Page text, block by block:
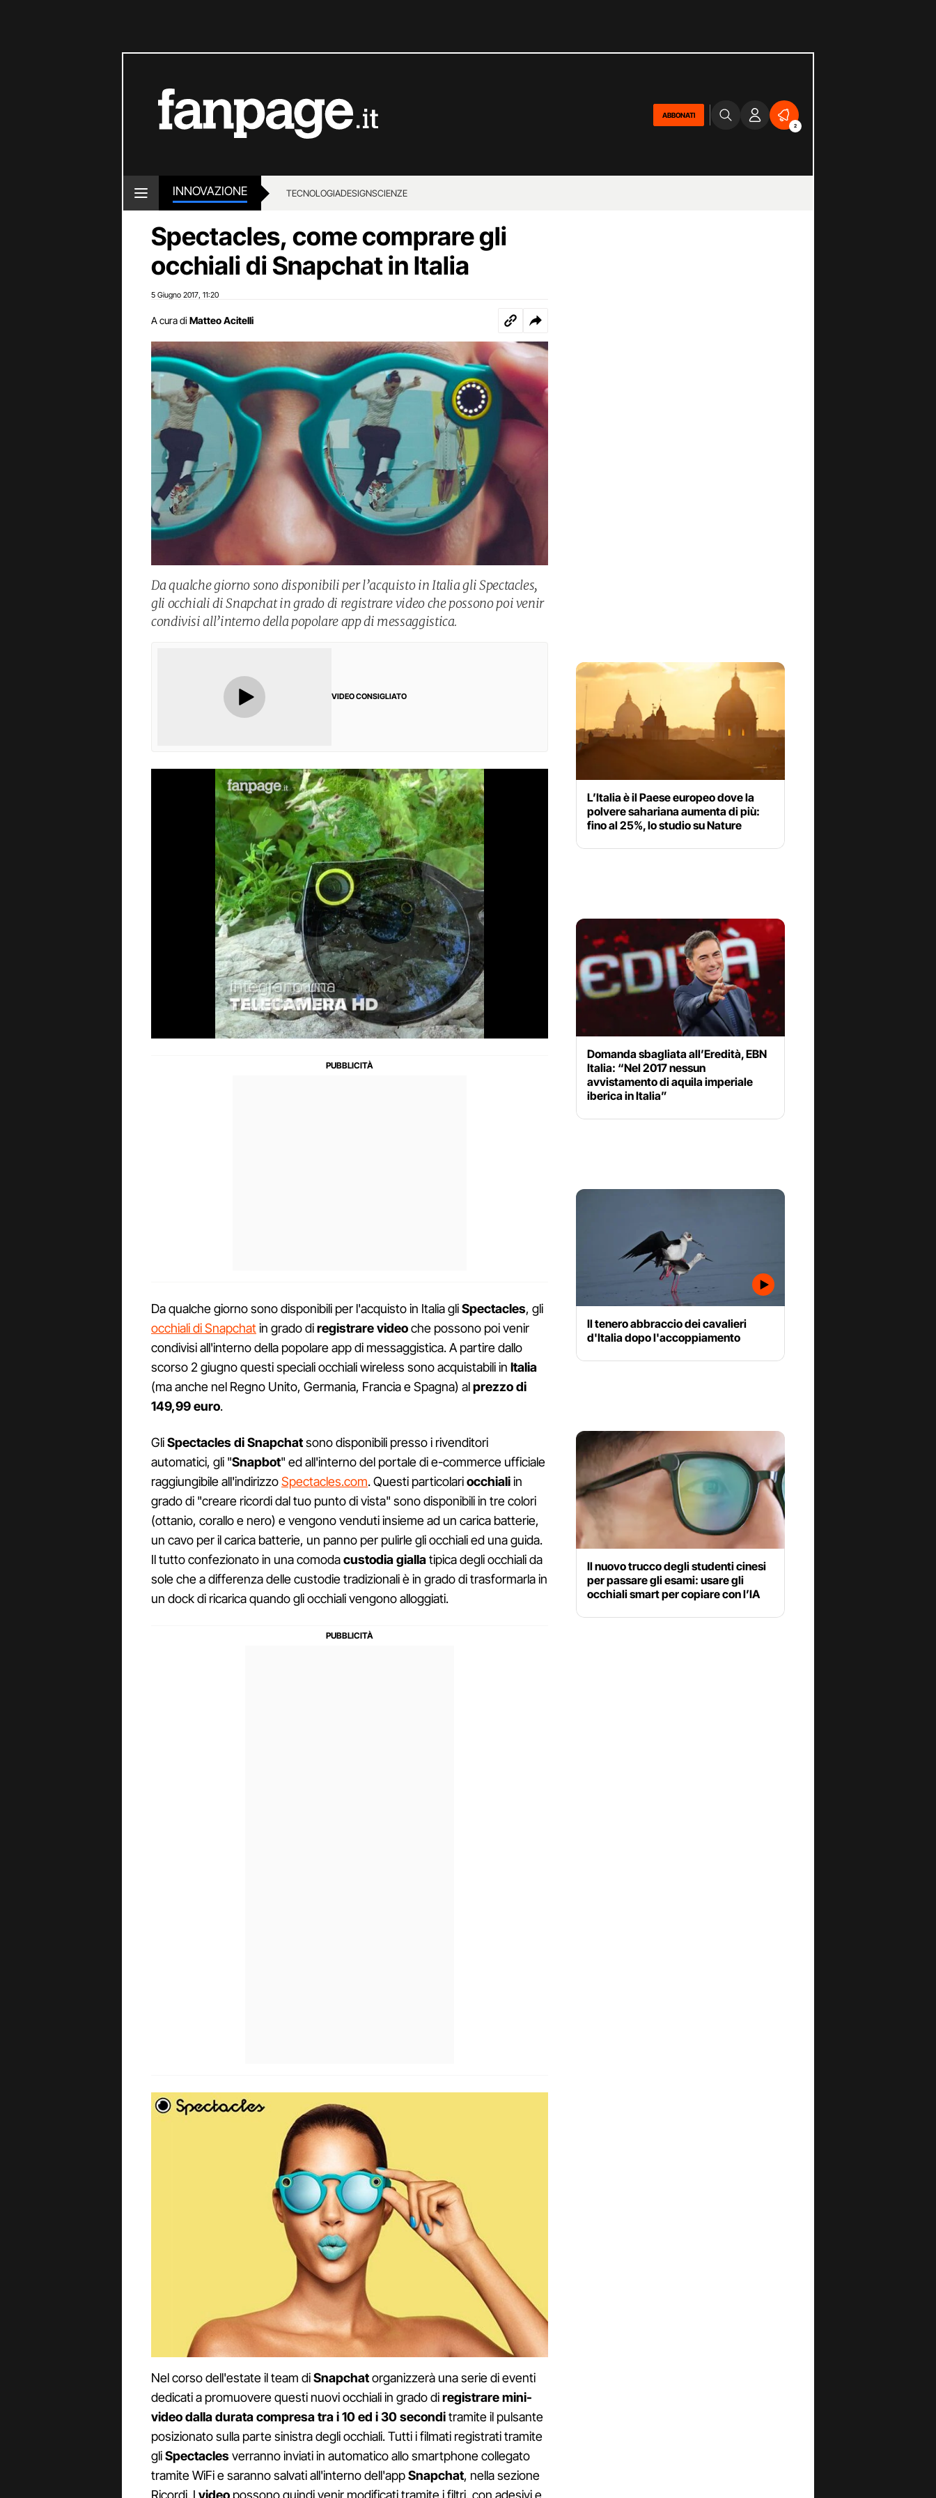
ABBONATI
2
INNOVAZIONE TECNOLOGIADESIGNSCIENZE
Spectacles, come comprare gli
occhiali di Snapchat in Italia
5 Giugno 2017 11:20
A cura di Matteo Acitelli
Da qualche giorno sono disponibili per l’acquisto in Italia gli Spectacles,
gli occhiali di Snapchat in grado di registrare video che possono poi venir
condivisi all’interno della popolare app di messaggistica.
VIDEO CONSIGLIATO
Da qualche giorno sono disponibili per l'acquisto in Italia gliSpectacles, gli
occhiali di Snapchatin grado diregistrare videoche possono poi venir
condivisi all'interno della popolare app di messaggistica. A partire dallo
scorso 2 giugno questi speciali occhiali wireless sono acquistabili in Italia
(ma anche nel Regno Unito, Germania, Francia e Spagna) alprezzo di
149,99 euro.
GliSpectacles di Snapchatsono disponibili presso i rivenditori
automatici, gli "Snapbot" ed all'interno del portale di e-commerce ufficiale
raggiungibile all'indirizzoSpectacles.com. Questi particolariocchialiin
grado di "creare ricordi dal tuo punto di vista" sono disponibili in tre colori
(ottanio, corallo e nero) e vengono venduti insieme ad un carica batterie,
un cavo per il carica batterie, un panno per pulirle gli occhiali ed una guida.
Il tutto confezionato in una comodacustodia giallatipica degli occhiali da
sole che a differenza delle custodie tradizionali è in grado di trasformarla in
un dock di ricarica quando gli occhiali vengono alloggiati.
Nel corso dell'estate il team diSnapchatorganizzerà una serie di eventi
dedicati a promuovere questi nuovi occhiali in grado diregistrare mini-
video dalla durata compresa tra i 10 ed i 30 seconditramite il pulsante
posizionato sulla parte sinistra degli occhiali. Tutti i filmati registrati tramite
gliSpectaclesverranno inviati in automatico allo smartphone collegato
tramite WiFi e saranno salvati all'interno dell'appSnapchat, nella sezione
Ricordi. I video possono quindi venir modificati tramite i filtri, con adesivi e
L’Italia è il Paese europeo dove la
polvere sahariana aumenta di più:
fino al 25%, lo studio su Nature
Domanda sbagliata all’Eredità, EBN
Italia: “Nel 2017 nessun
avvistamento di aquila imperiale
iberica in Italia”
Il tenero abbraccio dei cavalieri
d'Italia dopo l'accoppiamento
Il nuovo trucco degli studenti cinesi
per passare gli esami: usare gli
occhiali smart per copiare con l’IA